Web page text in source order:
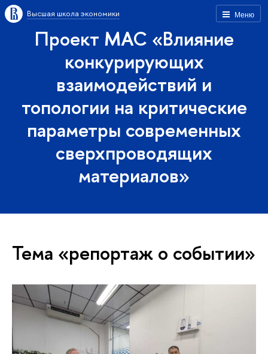
Меню
Высшая школа экономики
Проект МАС «Влияние
конкурирующих
взаимодействий и
топологии на критические
параметры современных
сверхпроводящих
материалов»
Тема «репортаж о событии»